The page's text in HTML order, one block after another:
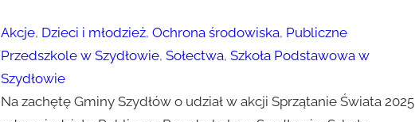
Akcje, Dzieci i młodzież, Ochrona środowiska, Publiczne
Przedszkole w Szydłowie, Sołectwa, Szkoła Podstawowa w
Szydłowie
Na zachętę Gminy Szydłów o udział w akcji Sprzątanie Świata 2025